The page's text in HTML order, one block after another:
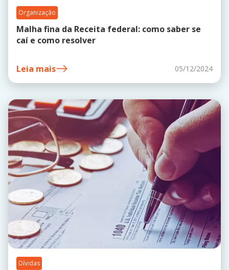
Organização
Malha fina da Receita federal: como saber se
caí e como resolver
Leia mais 05/12/2024
Dívidas